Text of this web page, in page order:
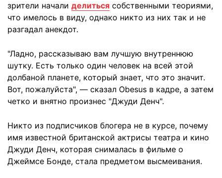
зрители начали делиться собственными теориями,
что имелось в виду, однако никто из них так и не
разгадал анекдот.
"Ладно, рассказываю вам лучшую внутреннюю
шутку. Есть только один человек на всей этой
долбаной планете, который знает, что это значит.
Вот, пожалуйста", — сказал Obesus в кадре, а затем
четко и внятно произнес "Джуди Денч".
Никто из подписчиков блогера не в курсе, почему
имя известной британской актрисы театра и кино
Джуди Денч, которая снималась в фильме о
Джеймсе Бонде, стала предметом высмеивания.